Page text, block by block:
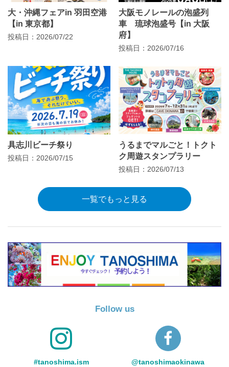
大・沖縄フェアin 羽田空港
【in 東京都】
投稿日：2026/07/22
大阪モノレールの泡盛列
車 琉球泡盛号【in 大阪
府】
投稿日：2026/07/16
具志川ビーチ祭り
投稿日：2026/07/15
うるまでマルごと！トクト
ク周遊スタンプラリー
投稿日：2026/07/13
一覧でもっと見る
Follow us
#tanoshima.ism @tanoshimaokinawa